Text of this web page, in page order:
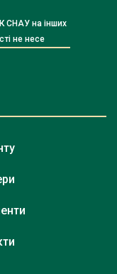
СНАУ на інших
не несе